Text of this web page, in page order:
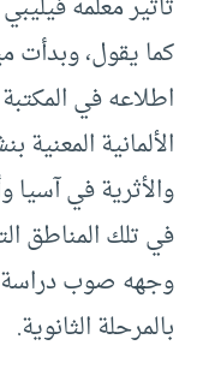
كما يقول، وبدأت
اطلاعه في
الألمانية المعنية
والأثرية في آسيا
في تلك المناطق
وجهه صوب دراسة
بالمرحلة الثانوية.